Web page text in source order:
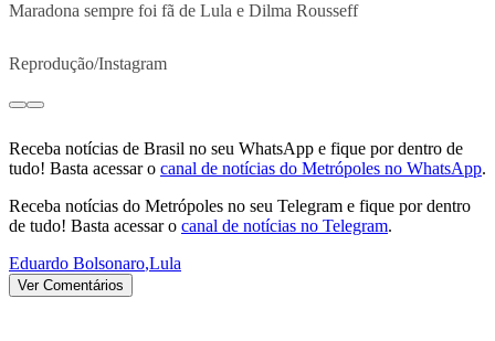
Maradona sempre foi fã de Lula e Dilma Rousseff
Reprodução/Instagram
Receba notícias de Brasil no seu WhatsApp e fique por dentro de
tudo! Basta acessar o canal de notícias do Metrópoles no WhatsApp.
Receba notícias do Metrópoles no seu Telegram e fique por dentro
de tudo! Basta acessar o canal de notícias no Telegram.
Eduardo Bolsonaro,Lula
Ver Comentários